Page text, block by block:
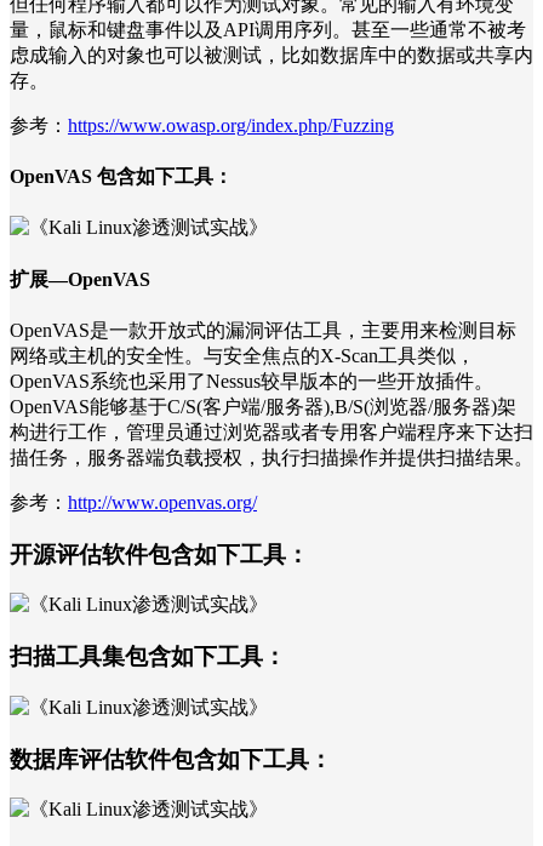
量，鼠标和键盘事件以及API调用序列。甚至一些通常不被考
虑成输入的对象也可以被测试，比如数据库中的数据或共享内
存。
参考： https://www.owasp.org/index.php/Fuzzing
OpenVAS 包含如下工具：
扩展—OpenVAS
OpenVAS是一款开放式的漏洞评估工具，主要用来检测目标
网络或主机的安全性。与安全焦点的X-Scan工具类似，
OpenVAS系统也采用了Nessus较早版本的一些开放插件。
OpenVAS能够基于C/S(客户端/服务器),B/S(浏览器/服务器)架
构进行工作，管理员通过浏览器或者专用客户端程序来下达扫
描任务，服务器端负载授权，执行扫描操作并提供扫描结果。
参考： http://www.openvas.org/
开源评估软件包含如下工具：
扫描工具集包含如下工具：
数据库评估软件包含如下工具：